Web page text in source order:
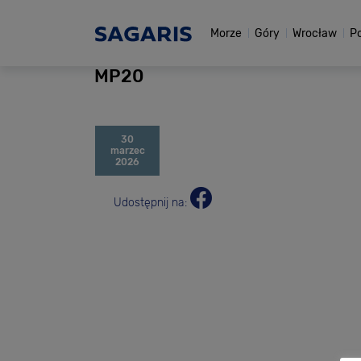
Morze Góry Wrocław
MP20
30
marzec
2026
Udostępnij na: